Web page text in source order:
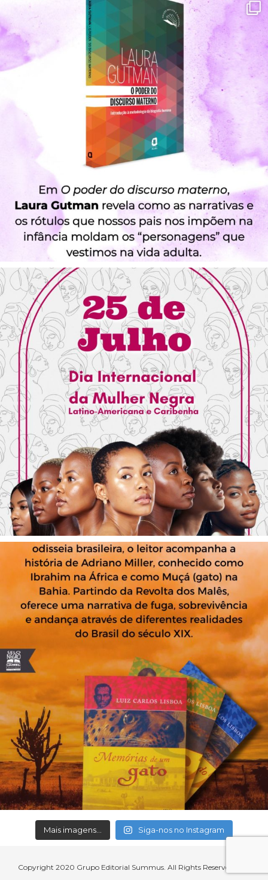
Mais imagens... Siga-nos no Instagram
Copyright 2020 Grupo Editorial Summus. All Rights Reserved.